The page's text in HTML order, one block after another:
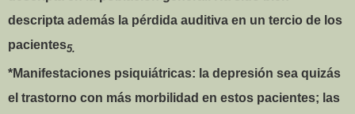
descripta además la pérdida auditiva en un tercio de los
pacientes5.
*Manifestaciones psiquiátricas: la depresión sea quizás
el trastorno con más morbilidad en estos pacientes; las